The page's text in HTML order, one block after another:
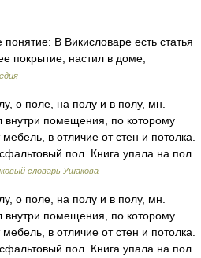
В Викисловаре есть статья
покрытие, настил в доме,
о поле, на полу и в полу, мн.
помещения, по которому
в отличие от стен и потолка.
пол. Книга упала на пол.
словарь Ушакова
о поле, на полу и в полу, мн.
помещения, по которому
в отличие от стен и потолка.
пол. Книга упала на пол.